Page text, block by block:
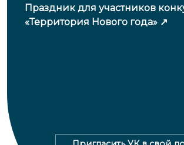
Праздник для участников
«Территория Нового года»